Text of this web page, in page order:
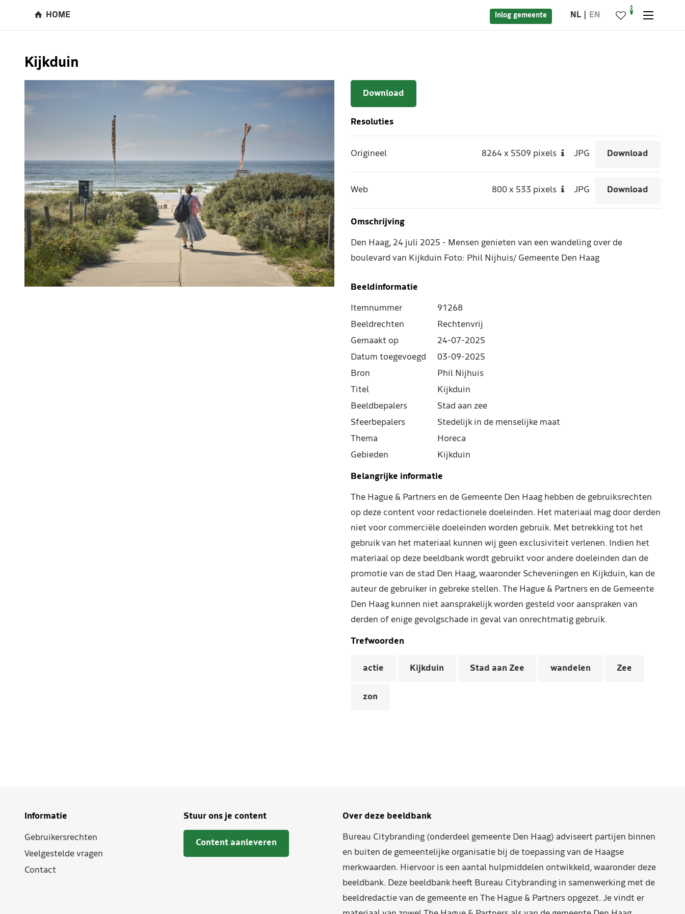
HOME Inlog gemeente NL EN
0
Kijkduin
Download
Resoluties
Origineel 8264x 5509 pixels JPG Download
Web 800x 533 pixels JPG Download
Omschrijving
Den Haag, 24 juli 2025 - Mensen genieten van een wandeling over de
boulevard van Kijkduin Foto: Phil Nijhuis/ Gemeente Den Haag
Beeldinformatie
Itemnummer
91268
Beeldrechten
Rechtenvrij
Gemaakt op
24-07-2025
Datum toegevoegd
03-09-2025
Bron
Phil Nijhuis
Titel
Kijkduin
Beeldbepalers
Stad aan zee
Sfeerbepalers
Stedelijk in de menselijke maat
Thema
Horeca
Gebieden
Kijkduin
Belangrijke informatie
The Hague & Partners en de Gemeente Den Haag hebben de gebruiksrechten
op deze content voor redactionele doeleinden. Het materiaal mag door derden
niet voor commerciële doeleinden worden gebruik. Met betrekking tot het
gebruik van het materiaal kunnen wij geen exclusiviteit verlenen. Indien het
materiaal op deze beeldbank wordt gebruikt voor andere doeleinden dan de
promotie van de stad Den Haag, waaronder Scheveningen en Kijkduin, kan de
auteur de gebruiker in gebreke stellen. The Hague & Partners en de Gemeente
Den Haag kunnen niet aansprakelijk worden gesteld voor aanspraken van
derden of enige gevolgschade in geval van onrechtmatig gebruik.
Trefwoorden
actie Kijkduin Stad aan Zee wandelen Zee
zon
Informatie
Gebruikersrechten
Veelgestelde vragen
Contact
Stuur ons je content
Content aanleveren
Over deze beeldbank
Bureau Citybranding (onderdeel gemeente Den Haag) adviseert partijen binnen
en buiten de gemeentelijke organisatie bij de toepassing van de Haagse
merkwaarden. Hiervoor is een aantal hulpmiddelen ontwikkeld, waaronder deze
beeldbank. Deze beeldbank heeft Bureau Citybranding in samenwerking met de
beeldredactie van de gemeente en The Hague & Partners opgezet. Je vindt er